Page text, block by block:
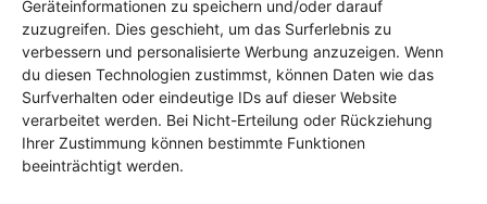
Geräteinformationen zu speichern und/oder darauf
zuzugreifen. Dies geschieht, um das Surferlebnis zu
verbessern und personalisierte Werbung anzuzeigen. Wenn
du diesen Technologien zustimmst, können Daten wie das
Surfverhalten oder eindeutige IDs auf dieser Website
verarbeitet werden. Bei Nicht-Erteilung oder Rückziehung
Ihrer Zustimmung können bestimmte Funktionen
beeinträchtigt werden.
Android
Christoph Langner - 23. November 2014
Webseiten mit dem Readability-
Bookmarket für mobile Browser
aufbereiten
Christoph Langner